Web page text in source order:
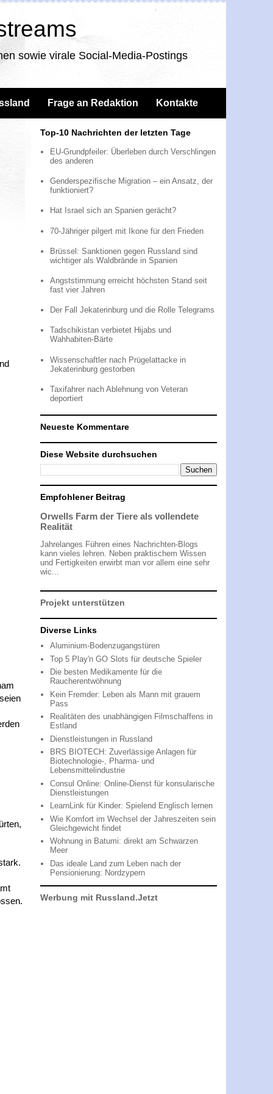
sowie virale Social-Media-Postings
Frage an Redaktion Kontakte
Top-10 Nachrichten der letzten Tage
EU-Grundpfeiler: Überleben durch Verschlingen
des anderen
Genderspezifische Migration – ein Ansatz, der
funktioniert?
Hat Israel sich an Spanien gerächt?
70-Jähriger pilgert mit Ikone für den Frieden
Brüssel: Sanktionen gegen Russland sind
wichtiger als Waldbrände in Spanien
Angststimmung erreicht höchsten Stand seit
fast vier Jahren
Der Fall Jekaterinburg und die Rolle Telegrams
Tadschikistan verbietet Hijabs und
Wahhabiten-Bärte
Wissenschaftler nach Prügelattacke in
Jekaterinburg gestorben
Taxifahrer nach Ablehnung von Veteran
deportiert
Neueste Kommentare
Diese Website durchsuchen
Empfohlener Beitrag
Orwells Farm der Tiere als vollendete
Realität
Jahrelanges Führen eines Nachrichten-Blogs
kann vieles lehren. Neben praktischem Wissen
und Fertigkeiten erwirbt man vor allem eine sehr
wic...
Projekt unterstützen
Diverse Links
Aluminium-Bodenzugangstüren
Top 5 Play'n GO Slots für deutsche Spieler
Die besten Medikamente für die
Raucherentwöhnung
Kein Fremder: Leben als Mann mit grauem
Pass
Realitäten des unabhängigen Filmschaffens in
Estland
Dienstleistungen in Russland
BRS BIOTECH: Zuverlässige Anlagen für
Biotechnologie-, Pharma- und
Lebensmittelindustrie
Consul Online: Online-Dienst für konsularische
Dienstleistungen
LearnLink für Kinder: Spielend Englisch lernen
Wie Komfort im Wechsel der Jahreszeiten sein
Gleichgewicht findet
Wohnung in Batumi: direkt am Schwarzen
Meer
Das ideale Land zum Leben nach der
Pensionierung: Nordzypern
Werbung mit Russland.Jetzt